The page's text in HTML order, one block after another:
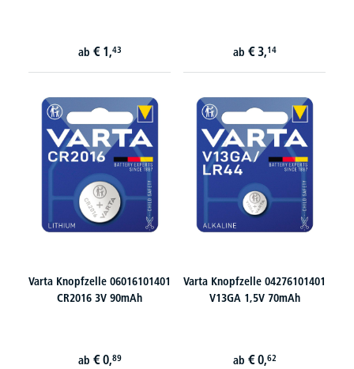
ab € 1,43 ab € 3,14
Varta Knopfzelle 06016101401
CR2016 3V 90mAh
ab € 0,89
Varta Knopfzelle 04276101401
V13GA 1,5V 70mAh
ab € 0,62